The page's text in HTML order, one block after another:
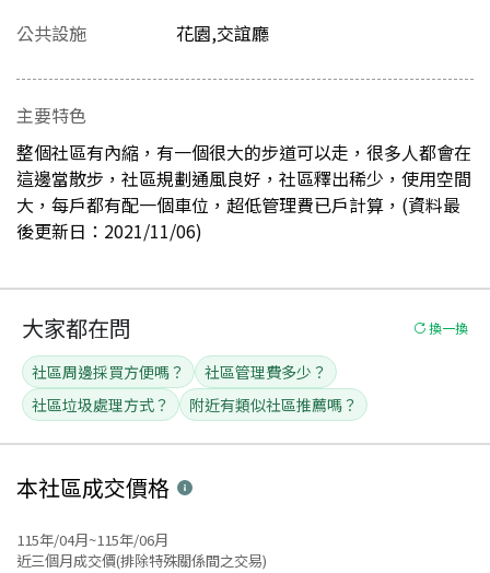
公共設施
花園,交誼廳
主要特色
整個社區有內縮，有一個很大的步道可以走，很多人都會在
這邊當散步，社區規劃通風良好，社區釋出稀少，使用空間
大，每戶都有配一個車位，超低管理費已戶計算，(資料最
後更新日：2021/11/06)
大家都在問 換一換
社區周邊採買方便嗎？
社區管理費多少？
社區垃圾處理方式？
附近有類似社區推薦嗎？
本社區成交價格
115年/04月~115年/06月
近三個月成交價(排除特殊關係間之交易)